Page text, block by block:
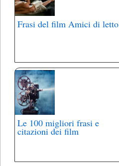
Frasi del film Amici di letto
Le 100 migliori frasi e
citazioni dei film